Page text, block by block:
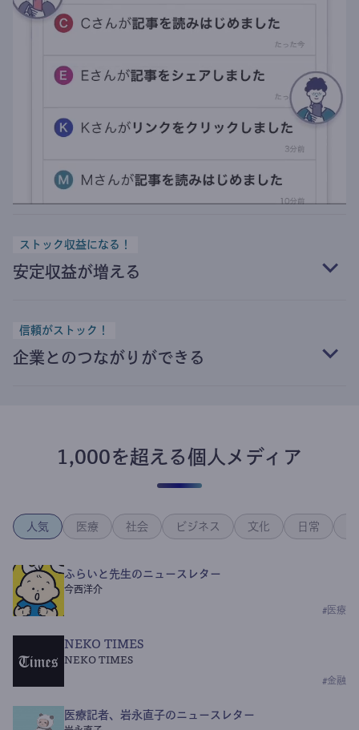
ストック収益になる！
安定収益が増える
信頼がストック！
企業とのつながりができる
1,000を超える個人メディア
人気 医療 社会 ビジネス 文化 日常
ふらいと先生のニュースレター
今西洋介
# 医療
NEKO TIMES
NEKO TIMES
#金融
医療記者、岩永直子のニュースレター